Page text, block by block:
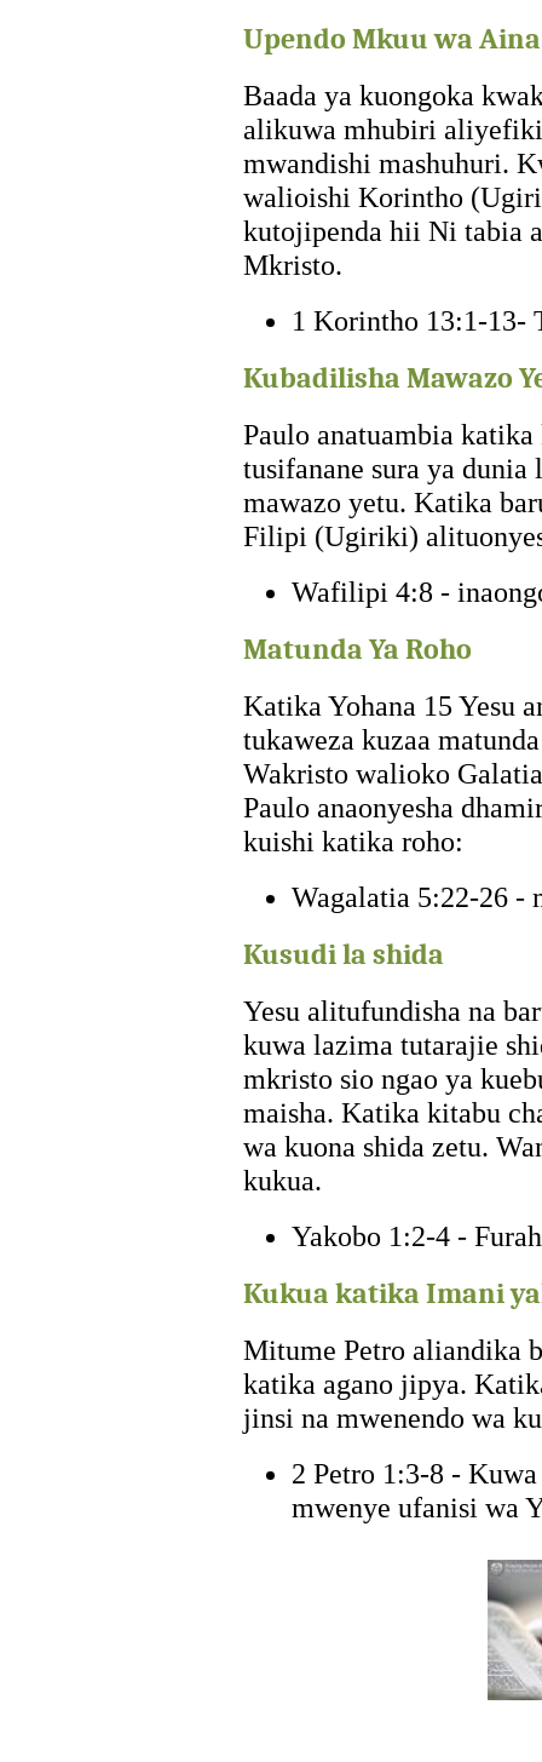
Upendo Mkuu wa
Baada ya kuongoka
alikuwa mhubiri
mwandishi mashuhuri.
walioishi Korintho
kutojipenda hii Ni tabia
Mkristo.
1 Korintho 13:1-13-
Kubadilisha Mawazo
Paulo anatuambia
tusifanane sura ya
mawazo yetu. Katika
Filipi (Ugiriki)
Wafilipi 4:8 -
Matunda Ya Roho
Katika Yohana 15 Yesu
tukaweza kuzaa
Wakristo walioko
Paulo anaonyesha
kuishi katika roho:
Wagalatia 5:22-26 -
Kusudi la shida
Yesu alitufundisha na
kuwa lazima tutarajie
mkristo sio ngao ya
maisha. Katika kitabu
wa kuona shida zetu.
kukua.
Yakobo 1:2-4 -
Kukua katika Imani
Mitume Petro aliandika
katika agano jipya.
jinsi na mwenendo wa
2 Petro 1:3-8 -
mwenye ufanisi wa